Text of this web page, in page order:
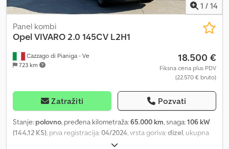
1 / 14
Cazzago di Pianiga - Ve
723 km
Panel kombi
OpelVIVARO 2.0 145CV L2H1
18.500 €
Fiksna cena plus PDV
(22.570 € bruto)
Zatražiti Pozvati
Stanje: polovno, pređena kilometraža:65.000 km, snaga:106 kW
(144,12 KS), prva registracija:04/2024, vrsta goriva:dizel, ukupna
, tip prenosa: